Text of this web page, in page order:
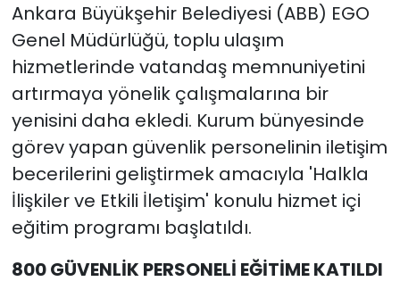
Ankara Büyükşehir Belediyesi (ABB) EGO
Genel Müdürlüğü, toplu ulaşım
hizmetlerinde vatandaş memnuniyetini
artırmaya yönelik çalışmalarına bir
yenisini daha ekledi. Kurum bünyesinde
görev yapan güvenlik personelinin iletişim
becerilerini geliştirmek amacıyla 'Halkla
İlişkiler ve Etkili İletişim' konulu hizmet içi
eğitim programı başlatıldı.
800 GÜVENLİK PERSONELİ EĞİTİME KATILDI